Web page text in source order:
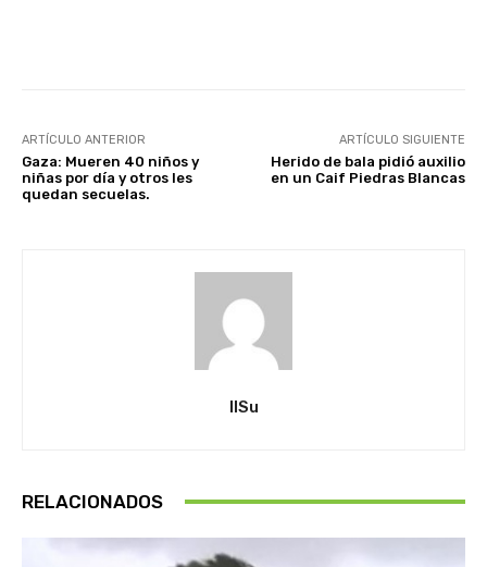
ARTÍCULO ANTERIOR
Gaza: Mueren 40 niños y
niñas por día y otros les
quedan secuelas.
ARTÍCULO SIGUIENTE
Herido de bala pidió auxilio
en un Caif Piedras Blancas
IlSu
RELACIONADOS